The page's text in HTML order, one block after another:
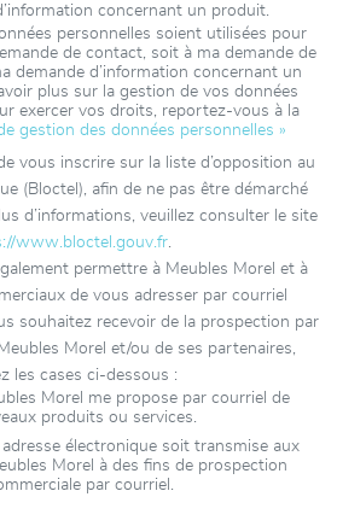
concernant un produit.
personnelles soient utilisées pour
de contact, soit à ma demande de
demande d’information concernant un
plus sur la gestion de vos données
exercer vos droits, reportez-vous à la
gestion des données personnelles »
vous inscrire sur la liste d’opposition au
(Bloctel), afin de ne pas être démarché
d’informations, veuillez consulter le site
www.bloctel.gouv.fr.
permettre à Meubles Morel et à
de vous adresser par courriel
souhaitez recevoir de la prospection par
Morel et/ou de ses partenaires,
les cases ci-dessous :
Morel me propose par courriel de
produits ou services.
adresse électronique soit transmise aux
Morel à des fins de prospection
par courriel.